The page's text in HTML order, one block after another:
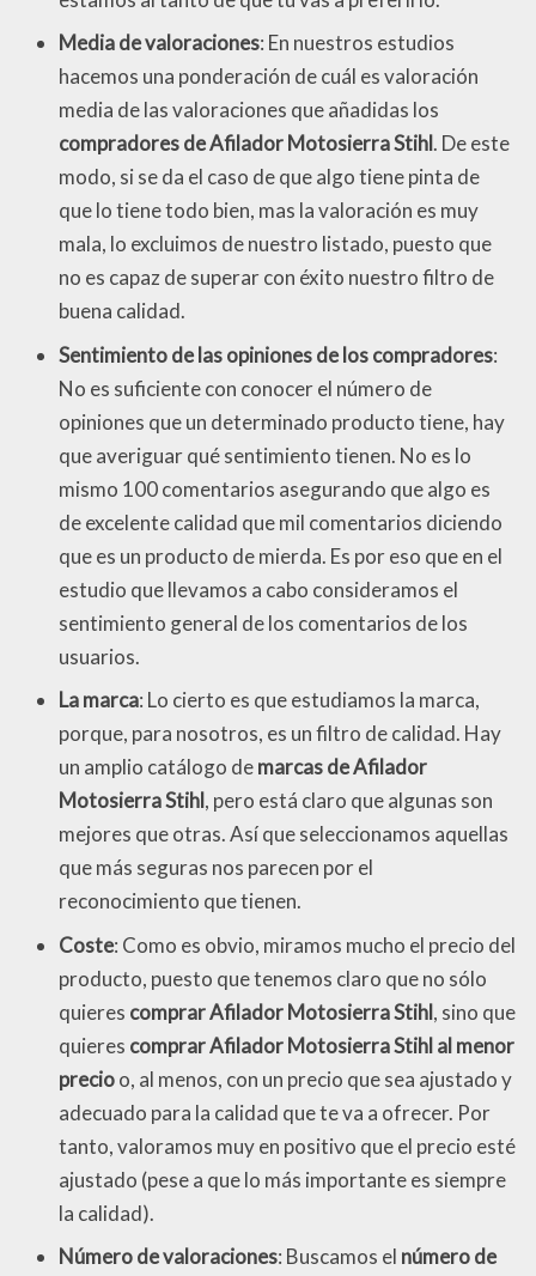
Media de valoraciones: En nuestros estudios
hacemos una ponderación de cuál es valoración
media de las valoraciones que añadidas los
compradores de Afilador Motosierra Stihl. De este
modo, si se da el caso de que algo tiene pinta de
que lo tiene todo bien, mas la valoración es muy
mala, lo excluimos de nuestro listado, puesto que
no es capaz de superar con éxito nuestro filtro de
buena calidad.
Sentimiento de las opiniones de los compradores:
No es suficiente con conocer el número de
opiniones que un determinado producto tiene, hay
que averiguar qué sentimiento tienen. No es lo
mismo 100 comentarios asegurando que algo es
de excelente calidad que mil comentarios diciendo
que es un producto de mierda. Es por eso que en el
estudio que llevamos a cabo consideramos el
sentimiento general de los comentarios de los
usuarios.
La marca: Lo cierto es que estudiamos la marca,
porque, para nosotros, es un filtro de calidad. Hay
un amplio catálogo demarcas de Afilador
Motosierra Stihl, pero está claro que algunas son
mejores que otras. Así que seleccionamos aquellas
que más seguras nos parecen por el
reconocimiento que tienen.
Coste: Como es obvio, miramos mucho el precio del
producto, puesto que tenemos claro que no sólo
quieres comprar Afilador Motosierra Stihl, sino que
quieres comprar Afilador Motosierra Stihl al menor
precioo, al menos, con un precio que sea ajustado y
adecuado para la calidad que te va a ofrecer. Por
tanto, valoramos muy en positivo que el precio esté
ajustado (pese a que lo más importante es siempre
la calidad).
Número de valoraciones: Buscamos el número de